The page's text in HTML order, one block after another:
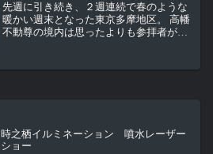
先週に引き続き、２週連続で春のような
暖かい週末となった東京多摩地区。 高幡
不動尊の境内は思ったよりも参拝者が少
後ろ側にある河津桜が開花していた。河
時之栖イルミネーション 噴水レーザー
ショー